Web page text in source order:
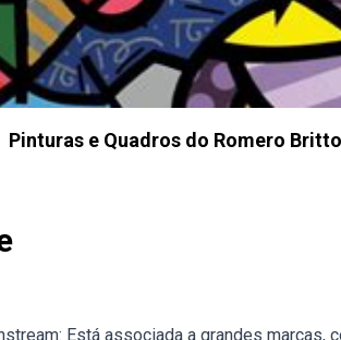
Pinturas e Quadros do Romero Britto
Está associada a grandes marcas,